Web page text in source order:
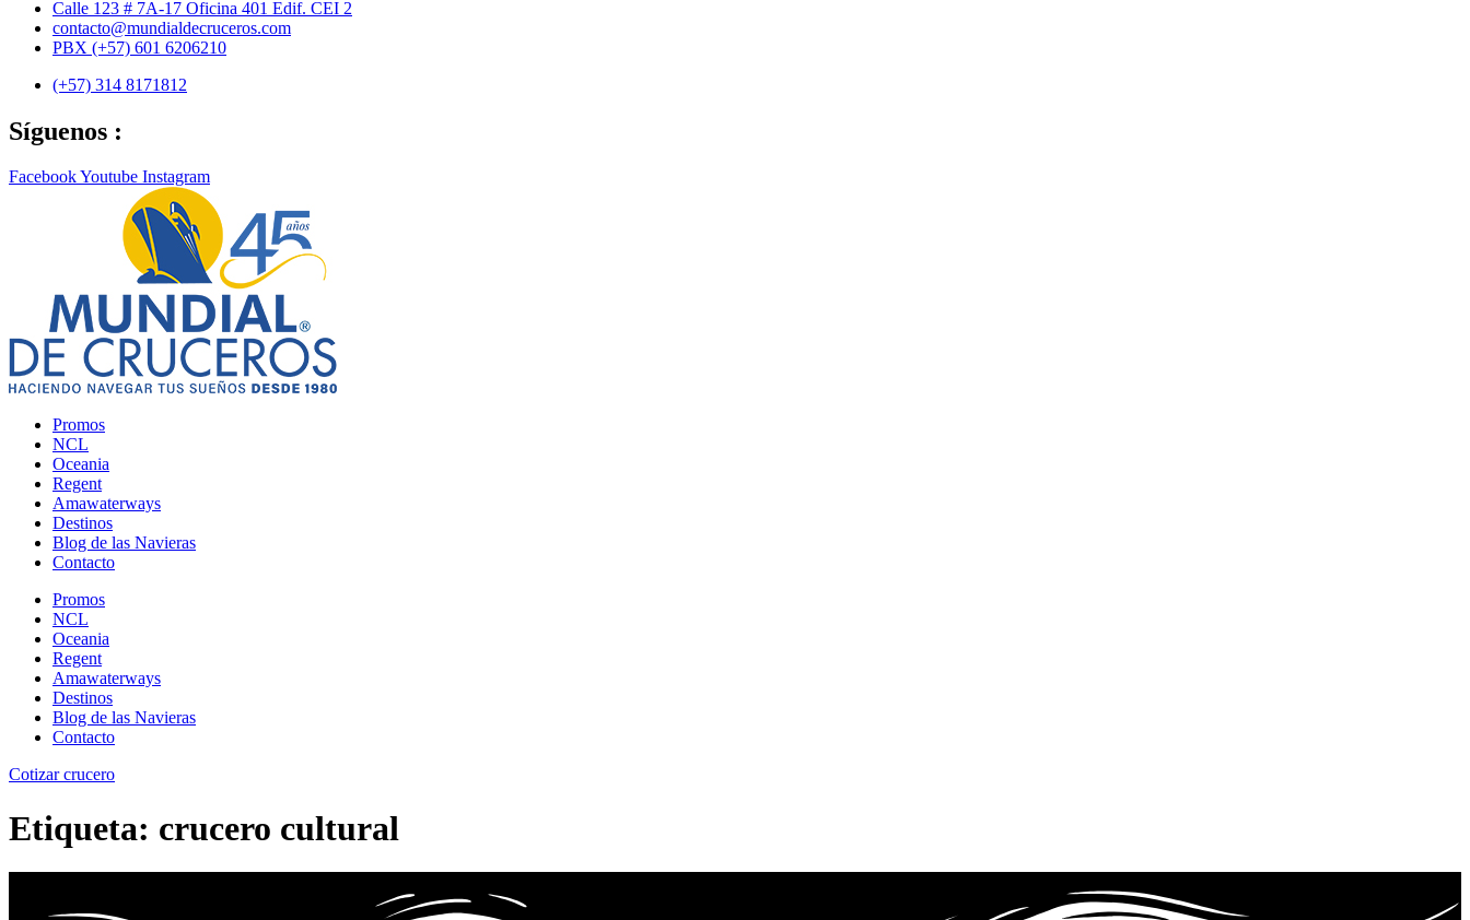
contenido
Calle 123 # 7A-17 Oficina 401 Edif. CEI 2
contacto@mundialdecruceros.com
PBX (+57) 601 6206210
(+57) 314 8171812
Síguenos :
FacebookYoutube Instagram
Promos
NCL
Oceania
Regent
Amawaterways
Destinos
Blog de las Navieras
Contacto
Promos
NCL
Oceania
Regent
Amawaterways
Destinos
Blog de las Navieras
Contacto
Cotizar crucero
Etiqueta: crucero cultural